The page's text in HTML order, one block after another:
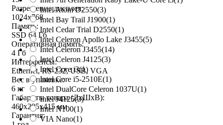
Intel Atom D2550(3)
Intel Bay Trail J1900(1)
Intel Cedar Trial D2550(1)
Intel Celeron Apollo Lake J3455(5)
Intel Celeron J3455(14)
Intel Celeron J4125(3)
Intel Core i3(1)
Intel Core i5-2510E(1)
Intel DualCore Celeron 1037U(1)
Intel J4125(3)
Intel N100(1)
VIA Nano(1)
Разрешение дисплея:
1024x768
Память:
SSD 64 Гб
Оперативная память:
4 Гб
Интерфейсы:
Ethernet, RS-232, USB, VGA
Вес в упаковке:
6 кг
Габариты товара (ДxШxВ):
460x295x415 мм
Гарантия: